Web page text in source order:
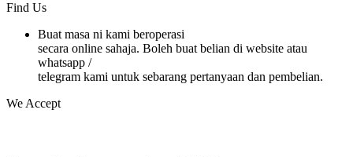
Find Us
Buat masa ni kami beroperasi
secara online sahaja. Boleh buat belian di website atau
whatsapp /
telegram kami untuk sebarang pertanyaan dan pembelian.
We Accept